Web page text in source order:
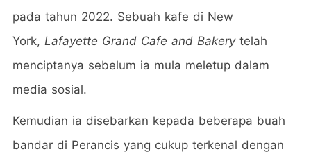
pada tahun 2022. Sebuah kafe di New
York, Lafayette Grand Cafe and Bakerytelah
menciptanya sebelum ia mula meletup dalam
media sosial.
Kemudian ia disebarkan kepada beberapa buah
bandar di Perancis yang cukup terkenal dengan